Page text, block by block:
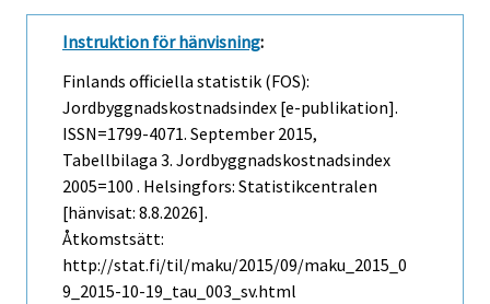
Instruktion för hänvisning:
Finlands officiella statistik (FOS):
Jordbyggnadskostnadsindex [e-publikation].
ISSN=1799-4071. September 2015,
Tabellbilaga 3. Jordbyggnadskostnadsindex
2005=100 . Helsingfors: Statistikcentralen
[hänvisat: 8.8.2026].
Åtkomstsätt:
http://stat.fi/til/maku/2015/09/maku_2015_0
9_2015-10-19_tau_003_sv.html